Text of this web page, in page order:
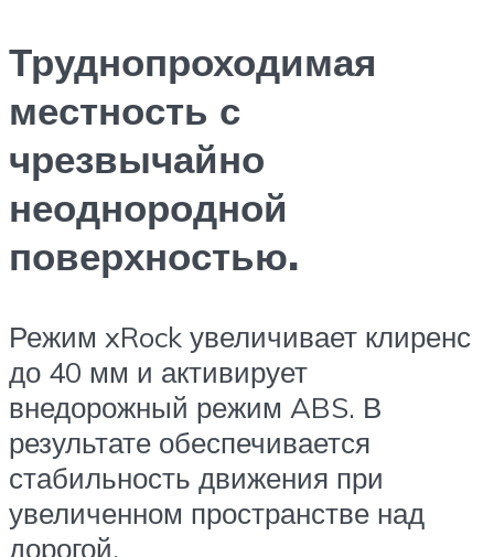
Труднопроходимая
местность с
чрезвычайно
неоднородной
поверхностью.
Режим xRock увеличивает клиренс
до 40 мм и активирует
внедорожный режим ABS. В
результате обеспечивается
стабильность движения при
увеличенном пространстве над
дорогой.